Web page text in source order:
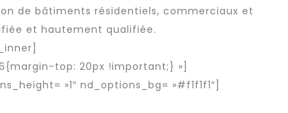
de bâtiments résidentiels, commerciaux et
et hautement qualifiée.
top: 20px !important;} »]
»1″ nd_options_bg= »#f1f1f1″]